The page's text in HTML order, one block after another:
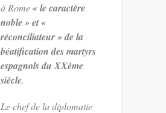
à Rome« le caractère
noble » et «
réconciliateur » de la
béatification des martyrs
espagnols du XXème
siècle.
Le chef de la diplomatie